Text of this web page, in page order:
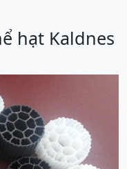
hạt Kaldnes